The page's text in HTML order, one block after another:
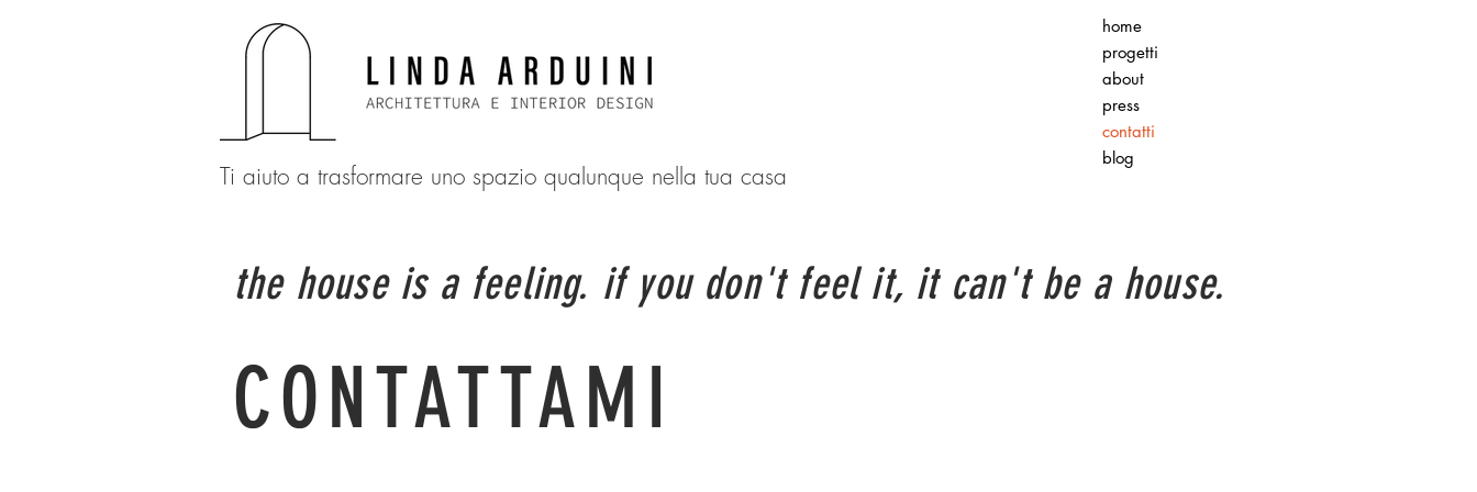
Ti aiuto a trasformare uno spazio qualunque nella tua casa
home
progetti
about
press
contatti
blog
the house is a feeling. if you don't feel it, it can't be a house.
CONTATTAMI